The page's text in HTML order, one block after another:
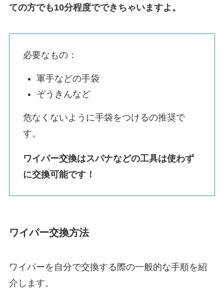
ての方でも10分程度でできちゃいますよ。
必要なもの：
軍手などの手袋
ぞうきんなど
危なくないように手袋をつけるの推奨で
す。
ワイパー交換はスパナなどの工具は使わず
に交換可能です！
ワイパー交換方法
ワイパーを自分で交換する際の一般的な手順を紹
介します。